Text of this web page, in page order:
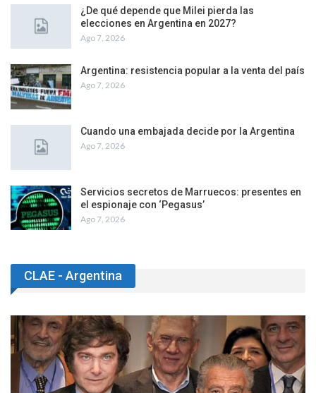
¿De qué depende que Milei pierda las
elecciones en Argentina en 2027?
Ago 7, 2026
Argentina: resistencia popular a la venta del país
Ago 7, 2026
Cuando una embajada decide por la Argentina
Ago 7, 2026
Servicios secretos de Marruecos: presentes en
el espionaje con ‘Pegasus’
Ago 7, 2026
CLAE - Argentina